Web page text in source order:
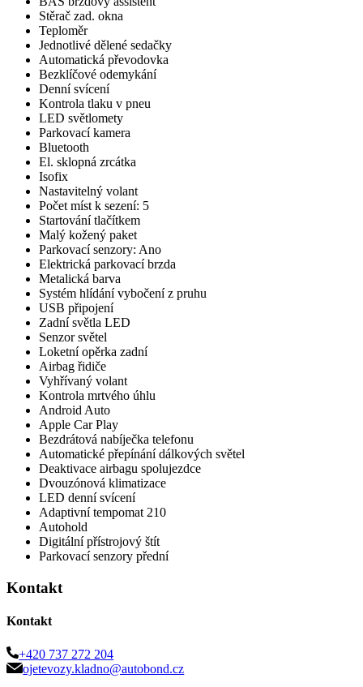
Stěrač zad. okna
Teploměr
Jednotlivé dělené sedačky
Automatická převodovka
Bezklíčové odemykání
Denní svícení
Kontrola tlaku v pneu
LED světlomety
Parkovací kamera
Bluetooth
El. sklopná zrcátka
Isofix
Nastavitelný volant
Počet míst k sezení: 5
Startování tlačítkem
Malý kožený paket
Parkovací senzory: Ano
Elektrická parkovací brzda
Metalická barva
Systém hlídání vybočení z pruhu
USB připojení
Zadní světla LED
Senzor světel
Loketní opěrka zadní
Airbag řidiče
Vyhřívaný volant
Kontrola mrtvého úhlu
Android Auto
Apple Car Play
Bezdrátová nabíječka telefonu
Automatické přepínání dálkových světel
Deaktivace airbagu spolujezdce
Dvouzónová klimatizace
LED denní svícení
Adaptivní tempomat 210
Autohold
Digitální přístrojový štít
Parkovací senzory přední
Kontakt
Kontakt
+420 737 272 204
ojetevozy.kladno@autobond.cz